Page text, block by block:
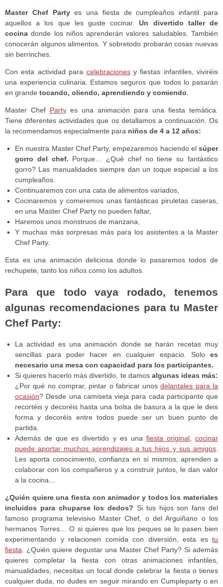
Master Chef Partyes una fiesta de cumpleaños infantil para
aquellos a los que les guste cocinar.Un divertido taller de
cocina donde los niños aprenderán valores saludables. También
conocerán algunos alimentos. Y sobretodo probarán cosas nuevas
sin berrinches.
Con esta actividad para celebracionesy fiestas infantiles, viviréis
una experiencia culinaria. Estamos seguros que todos lo pasarán
en grande tocando, oliendo, aprendiendo y comiendo
Master Chef Party es una animación para una fiesta temática.
Tiene diferentes actividades que os detallamos a continuación. Os
la recomendamos especialmente para niños de 4 a 12 años:
En nuestra Master Chef Party, empezaremos haciendo el súper
gorro del chef. Porque… ¿Qué chef no tiene su fantástico
gorro? Las manualidades siempre dan un toque especial a los
cumpleaños.
Continuaremos con una cata de alimentos variados,
Cocinaremos y comeremos unas fantásticas piruletas caseras,
en una Master Chef Party no pueden faltar,
Haremos unos monstruos de manzana,
Y muchas más sorpresas más para los asistentes a la Master
Chef Party.
Esta es una animación deliciosa donde lo pasaremos todos de
rechupete, tanto los niños como los adultos.
Para que todo vaya rodado, tenemos
algunas recomendaciones para tu Master
Chef Party:
La actividad es una animación donde se harán recetas muy
sencillas para poder hacer en cualquier espacio. Solo es
necesario una mesa con capacidad para los participantes.
Si quieres hacerlo más divertido, te damos algunas ideas más:
¿Por qué no comprar, pintar o fabricar unosdelantales para la
ocasión? Desde una camiseta vieja para cada participante que
recortéis y decoréis hasta una bolsa de basura a la que le deis
forma y decoréis entre todos puede ser un buen punto de
partida.
Además de que es divertido y es una fiesta original,cocinar
puede aportar muchos aprendizajes a tus hijos y sus amigos.
Les aporta conocimiento, confianza en sí mismos, aprenden a
colaborar con los compañeros y a construir juntos, le dan valor
a la cocina…
¿Quién quiere una fiesta con animador y todos los materiales
incluidos para chuparse los dedos? Si tus hijos son fans del
famoso programa televisivo Master Chef, o del Arguiñano o los
hermanos Torres… O si quieres que los peques se lo pasen bien
experimentando y relacionen comida con diversión, esta es tu
fiesta. ¿Quién quiere degustar una Master Chef Party? Si además
quieres completar la fiesta con otras animaciones infantiles,
manualidades, necesitas un local donde celebrar la fiesta o tienes
cualquier duda, no dudes en seguir mirando en Cumpleparty o en